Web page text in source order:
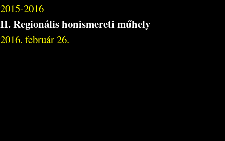
2015-2016
II. Regionális honismereti műhely
2016. február 26.